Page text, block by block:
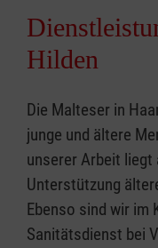
Hilden
Die Malteser in
junge und ältere
unserer Arbeit liegt
Unterstützung
Ebenso sind wir im
Sanitätsdienst bei